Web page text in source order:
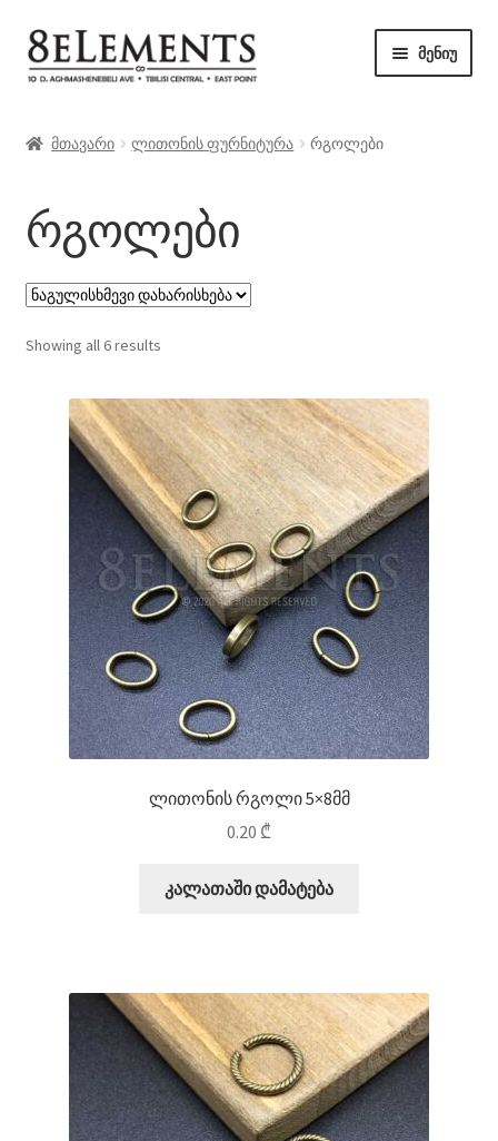
ნავიგაციაზე
გადასვლა
შიგთავსზე
გადასვლა
მენიუ
კონტაქტი
მთავარი ლითონის ფურნიტურა რგოლები
რგოლები
Showing all 6 results
ლითონის რგოლი 5×8მმ
0.20 ₾
კალათაში დამატება